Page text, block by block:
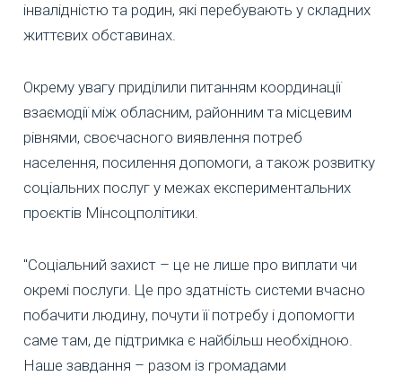
інвалідністю та родин, які перебувають у складних
життєвих обставинах.
Окрему увагу приділили питанням координації
взаємодії між обласним, районним та місцевим
рівнями, своєчасного виявлення потреб
населення, посилення допомоги, а також розвитку
соціальних послуг у межах експериментальних
проєктів Мінсоцполітики.
"Соціальний захист – це не лише про виплати чи
окремі послуги. Це про здатність системи вчасно
побачити людину, почути її потребу і допомогти
саме там, де підтримка є найбільш необхідною.
Наше завдання – разом із громадами